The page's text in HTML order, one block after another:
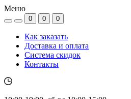
Меню
0 0 0
Как заказать
Доставка и оплата
Система скидок
Контакты